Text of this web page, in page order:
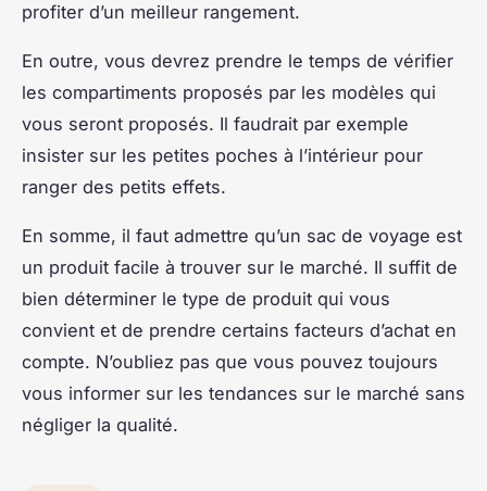
profiter d’un meilleur rangement.
En outre, vous devrez prendre le temps de vérifier
les compartiments proposés par les modèles qui
vous seront proposés. Il faudrait par exemple
insister sur les petites poches à l’intérieur pour
ranger des petits effets.
En somme, il faut admettre qu’un sac de voyage est
un produit facile à trouver sur le marché. Il suffit de
bien déterminer le type de produit qui vous
convient et de prendre certains facteurs d’achat en
compte. N’oubliez pas que vous pouvez toujours
vous informer sur les tendances sur le marché sans
négliger la qualité.